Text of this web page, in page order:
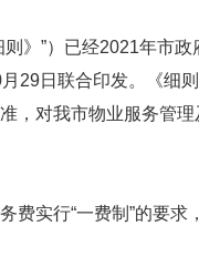
》”）已经2021年市
29日联合印发。《细
，对我市物业服务管
费实行“一费制”的要求